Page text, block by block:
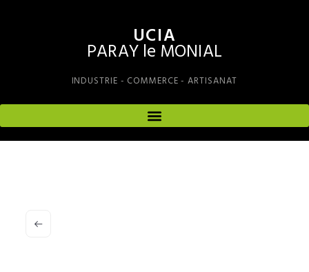
UCIA
PARAY le MONIAL
INDUSTRIE - COMMERCE - ARTISANAT